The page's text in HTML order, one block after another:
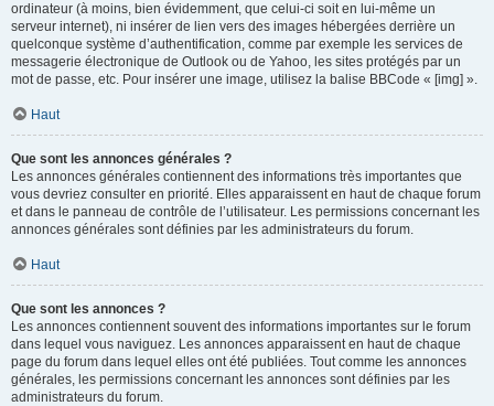
ordinateur (à moins, bien évidemment, que celui-ci soit en lui-même un
serveur internet), ni insérer de lien vers des images hébergées derrière un
quelconque système d’authentification, comme par exemple les services de
messagerie électronique de Outlook ou de Yahoo, les sites protégés par un
mot de passe, etc. Pour insérer une image, utilisez la balise BBCode « [img] ».
Haut
Que sont les annonces générales ?
Les annonces générales contiennent des informations très importantes que
vous devriez consulter en priorité. Elles apparaissent en haut de chaque forum
et dans le panneau de contrôle de l’utilisateur. Les permissions concernant les
annonces générales sont définies par les administrateurs du forum.
Haut
Que sont les annonces ?
Les annonces contiennent souvent des informations importantes sur le forum
dans lequel vous naviguez. Les annonces apparaissent en haut de chaque
page du forum dans lequel elles ont été publiées. Tout comme les annonces
générales, les permissions concernant les annonces sont définies par les
administrateurs du forum.